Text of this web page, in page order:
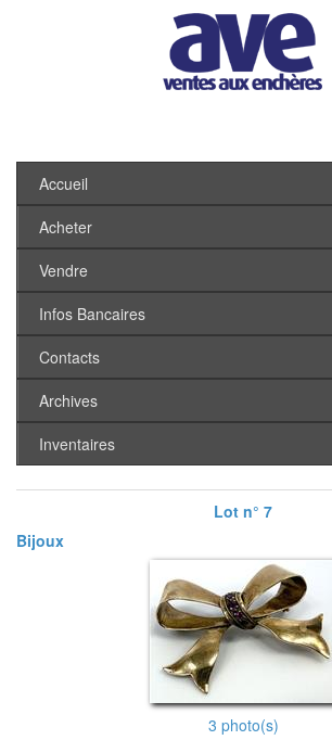
Accueil
Acheter
Vendre
Infos Bancaires
Contacts
Archives
Inventaires
Lot n° 7
Bijoux
3 photo(s)